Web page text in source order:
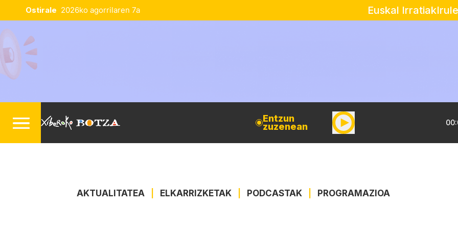
Ostirale 2026ko agorrilaren 7a Euskal Irratiak
Entzun
zuzenean
AKTUALITATEA ELKARRIZKETAK PODCASTAK PROGRAMAZIOA